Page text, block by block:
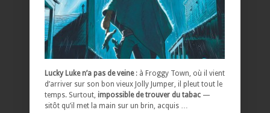
Lucky Luke n’a pas de veine: à Froggy Town, où il vient
d’arriver sur son bon vieux Jolly Jumper, il pleut tout le
temps. Surtout, impossible de trouver du tabac —
sitôt qu’il met la main sur un brin, acquis …